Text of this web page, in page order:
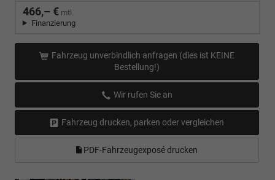
466,– € mtl.
Finanzierung
Fahrzeug unverbindlich anfragen (dies ist KEINE
Bestellung!)
Wir rufen Sie an
Fahrzeug drucken, parken oder vergleichen
PDF-Fahrzeugexposé drucken